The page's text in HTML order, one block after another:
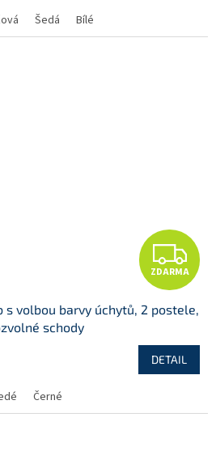
A
Šedá Bílé
Z
D
A
R
A
ZDARMA
s volbou barvy úchytů, 2 postele,
schody
DETAIL
Černé